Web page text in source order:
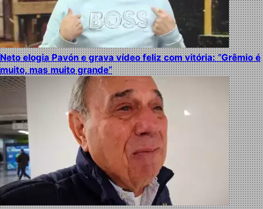
Neto elogia Pavón e grava vídeo feliz com vitória: “Grêmio é
muito, mas muito grande”